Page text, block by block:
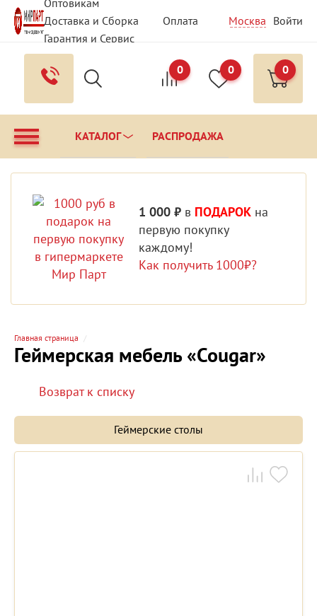
Оптовикам
Доставка и Сборка
Оплата
Гарантия и Сервис
Вопрос - Ответ
Контакты
Москва Войти
0 0 0
КАТАЛОГ РАСПРОДАЖА
1 000 ₽ в ПОДАРОК на
первую покупку
каждому!
Как получить 1000₽?
Главная страница
Геймерская мебель «Cougar»
Возврат к списку
Геймерские столы